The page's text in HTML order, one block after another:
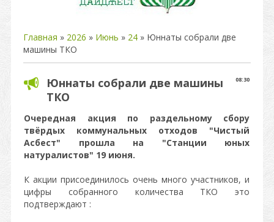
Главная » 2026 » Июнь » 24 » Юннаты собрали две
машины ТКО
08:30
Юннаты собрали две машины
ТКО
Очередная акция по раздельному сбору
твёрдых коммунальных отходов "Чистый
Асбест" прошла на "Станции юных
натуралистов" 19 июня.
К акции присоединилось очень много участников, и
цифры собранного количества ТКО это
подтверждают :